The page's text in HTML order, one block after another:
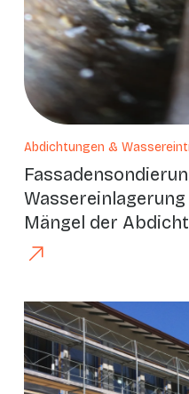
Abdichtungen &
Mängel der